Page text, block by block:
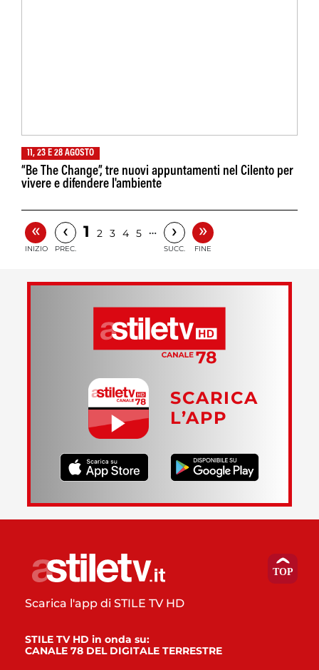
11, 23 E 28 AGOSTO
“Be The Change”, tre nuovi appuntamenti nel Cilento per
vivere e difendere l'ambiente
«
INIZIO
‹
PREC.
1 2 3 4 5 … ›
SUCC.
»
FINE
SCARICA
L’APP
Scarica l'app di STILE TV HD
STILE TV HD in onda su:
CANALE 78 DEL DIGITALE TERRESTRE